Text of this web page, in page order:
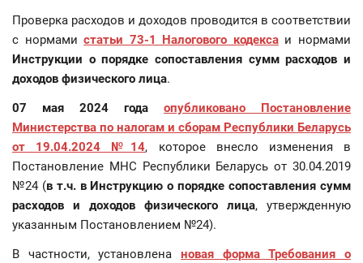
Проверка расходов и доходов проводится в соответствии
с нормамистатьи 73-1 Налогового кодексаи нормами
Инструкции о порядке сопоставления сумм расходов и
доходов физического лица.
07 мая 2024 года
опубликовано Постановление
Министерства по налогам и сборам Республики Беларусь
от 19.04.2024 №14, которое внесло изменения в
Постановление МНС Республики Беларусь от 30.04.2019
№24 (в т.ч. в Инструкцию о порядке сопоставления сумм
расходов и доходов физического лица, утвержденную
указанным Постановлением №24).
В частности, установлена новая форма Требования о